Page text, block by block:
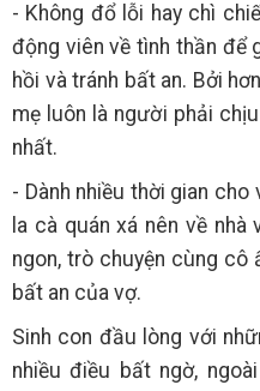
- Không đổ lỗi hay chì
động viên về tình thần để
hồi và tránh bất an. Bởi
mẹ luôn là người phải
nhất.
- Dành nhiều thời gian
la cà quán xá nên về
ngon, trò chuyện cùng
bất an của vợ.
Sinh con đầu lòng với
nhiều điều bất ngờ,